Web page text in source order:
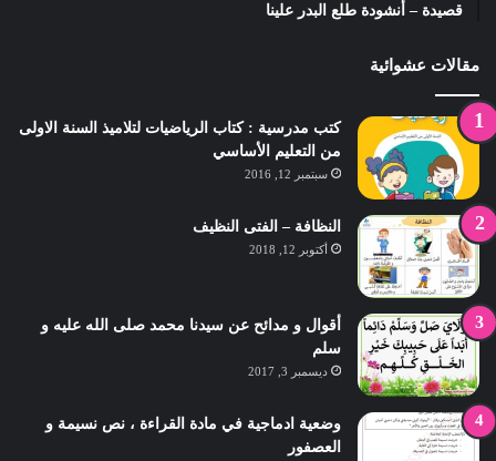
قصيدة – أنشودة طلع البدر علينا
مقالات عشوائية
كتب مدرسية : كتاب الرياضيات لتلاميذ السنة الاولى
من التعليم الأساسي
سبتمبر 12, 2016
النظافة – الفتى النظيف
أكتوبر 12, 2018
أقوال و مدائح عن سيدنا محمد صلى الله عليه و
سلم
ديسمبر 3, 2017
وضعية ادماجية في مادة القراءة ، نص نسيمة و
العصفور